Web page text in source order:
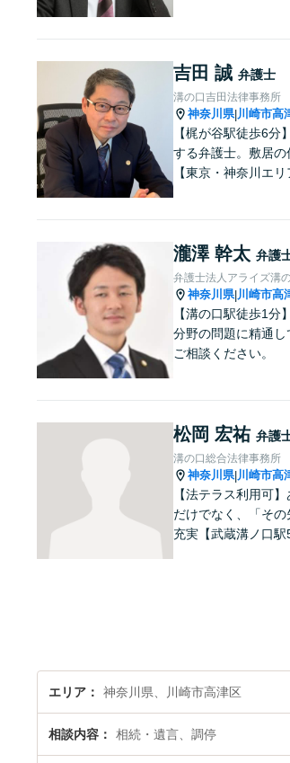
吉田 誠 弁護士
溝の口吉田法律事務所
神奈川県|川崎市高
【梶が谷駅徒歩6
する弁護士。敷居の
【東京・神奈川エリ
瀧澤 幹太 弁護
弁護士法人アライズ溝
神奈川県|川崎市高
【溝の口駅徒歩1
分野の問題に精通
ご相談ください。
松岡 宏祐 弁護
溝の口総合法律事務所
神奈川県|川崎市高
【法テラス利用可
だけでなく、「そ
充実【武蔵溝ノ口駅
エリア 神奈川県、川崎市高津区
相談内容 相続・遺言、調停